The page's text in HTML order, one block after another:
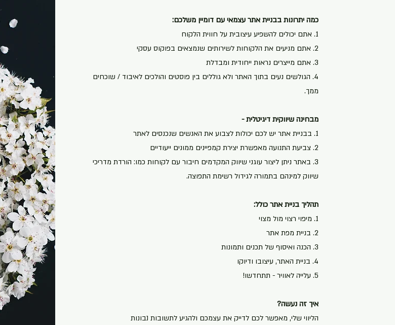
כמה יתרונות בבניית אתר עצמאי עם דומיין משלכם:
1. אתם יכולים להשפיע עיצובית על חווית הלקוח
2. אתם מניעים את הלקוחות לשירותים שנמצאים בפוקוס עסקי
3. אתם מייצרים נראות ייחודית ומבדלת
4. הגולשים נעים בתוך האתר ולא גוללים בין פוסטים והולכים לאיבוד / שוכחים
ממך.
מבחינה שיווקית דיגיטלית -
1. בבניית אתר יש לכם יכולות לצבוע את האנשים שנכנסים לאתר
2. צביעת התנועה מאפשרת יצירת קמפיינים ממונים ייעודיים
3. באתר ניתן ליצור עוגני שיווק המקדמים חיבור עם לקוחות כמו: הורדת מדריכי
שיווק למינהם בתמורה לגידול רשימת התפוצה.
תהליך בניית אתר כולל:
1. מיפוי רצוי מול מצוי
2. בניית מפת אתר
3. הכנה ואיסוף של תכנים ותמונות
4. בניית האתר, עיצובו ודיוקו
5. עלייה לאוויר - תתחדשו!
איך זה נעשה?
הליווי שלי, מאפשר לכם לדייק את עצמכם ולהגיע לתשובות נבונות